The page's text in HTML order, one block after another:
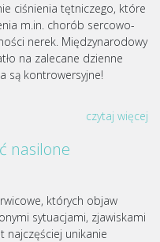
ciśnienia tętniczego, które
m.in. chorób sercowo-
nerek. Międzynarodowy
na zalecane dzienne
są kontrowersyjne!
czytaj więcej
nasilone
których objaw
sytuacjami, zjawiskami
unikanie